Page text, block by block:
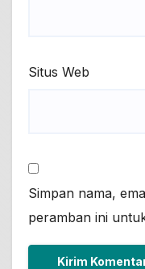
Situs Web
Simpan nama,
peramban ini